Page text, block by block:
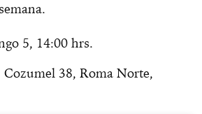
5, 14:00 hrs.
38, Roma Norte,